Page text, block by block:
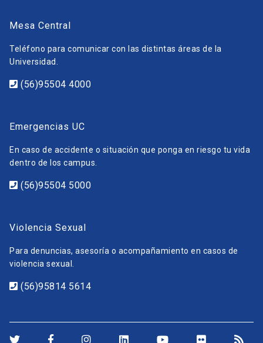
Mesa Central
Teléfono para comunicar con las distintas áreas de la
Universidad.
(56)95504 4000
Emergencias UC
En caso de accidente o situación que ponga en riesgo tu vida
dentro de los campus.
(56)95504 5000
Violencia Sexual
Para denuncias, asesoría o acompañamiento en casos de
violencia sexual.
(56)95814 5614